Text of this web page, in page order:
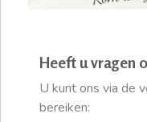
Heeft u vragen
U kunt ons via de
bereiken: